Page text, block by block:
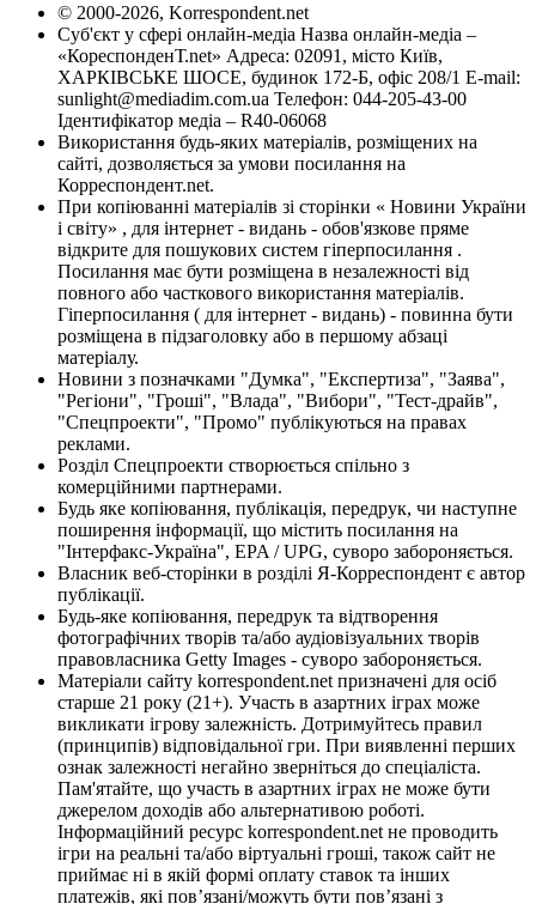
© 2000-2026, Korrespondent.net
Суб'єкт у сфері онлайн-медіа Назва онлайн-медіа –
«КореспонденТ.net» Адреса: 02091, місто Київ,
ХАРКІВСЬКЕ ШОСЕ, будинок 172-Б, офіс 208/1 E-mail:
sunlight@mediadim.com.ua Телефон: 044-205-43-00
Ідентифікатор медіа – R40-06068
Використання будь-яких матеріалів, розміщених на
сайті, дозволяється за умови посилання на
Корреспондент.net.
При копіюванні матеріалів зі сторінки « Новини України
і світу» , для інтернет - видань - обов'язкове пряме
відкрите для пошукових систем гіперпосилання .
Посилання має бути розміщена в незалежності від
повного або часткового використання матеріалів.
Гіперпосилання ( для інтернет - видань) - повинна бути
розміщена в підзаголовку або в першому абзаці
матеріалу.
Новини з позначками "Думка", "Експертиза", "Заява",
"Регіони", "Гроші", "Влада", "Вибори", "Тест-драйв",
"Спецпроекти", "Промо" публікуються на правах
реклами.
Розділ Спецпроекти створюється спільно з
комерційними партнерами.
Будь яке копіювання, публікація, передрук, чи наступне
поширення інформації, що містить посилання на
"Інтерфакс-Україна", EPA / UPG, суворо забороняється.
Власник веб-сторінки в розділі Я-Корреспондент є автор
публікації.
Будь-яке копіювання, передрук та відтворення
фотографічних творів та/або аудіовізуальних творів
правовласника Getty Images - суворо забороняється.
Матеріали сайту korrespondent.net призначені для осіб
старше 21 року (21+). Участь в азартних іграх може
викликати ігрову залежність. Дотримуйтесь правил
(принципів) відповідальної гри. При виявленні перших
ознак залежності негайно зверніться до спеціаліста.
Пам'ятайте, що участь в азартних іграх не може бути
джерелом доходів або альтернативою роботі.
Інформаційний ресурс korrespondent.net не проводить
ігри на реальні та/або віртуальні гроші, також сайт не
приймає ні в якій формі оплату ставок та інших
платежів, які пов’язані/можуть бути пов’язані з